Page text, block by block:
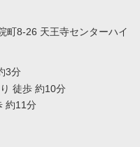
町8-26 天王寺センターハイ
3分
徒歩 約10分
約11分